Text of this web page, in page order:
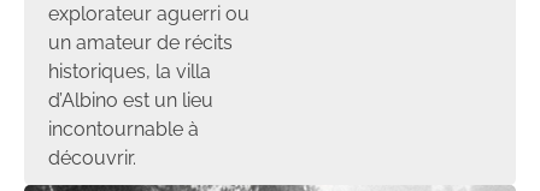
explorateur aguerri ou
un amateur de récits
historiques, la villa
d’Albino est un lieu
incontournable à
découvrir.